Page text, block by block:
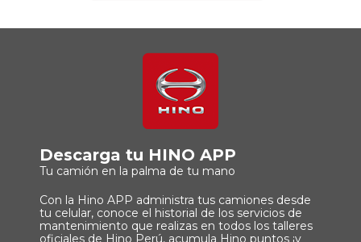
Descarga tu HINO APP
Tu camión en la palma de tu mano
Con la Hino APP administra tus camiones desde
tu celular, conoce el historial de los servicios de
mantenimiento que realizas en todos los talleres